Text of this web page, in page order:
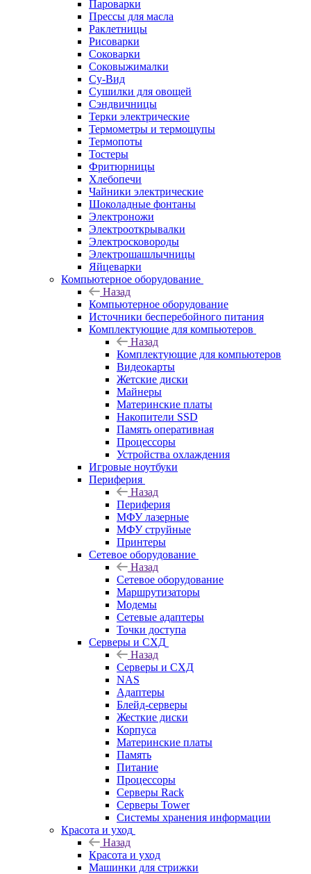
Пароварки
Прессы для масла
Раклетницы
Рисоварки
Соковарки
Соковыжималки
Су-Вид
Сушилки для овощей
Сэндвичницы
Терки электрические
Термометры и термощупы
Термопоты
Тостеры
Фритюрницы
Хлебопечи
Чайники электрические
Шоколадные фонтаны
Электроножи
Электрооткрывалки
Электросковороды
Электрошашлычницы
Яйцеварки
Компьютерное оборудование
Назад
Компьютерное оборудование
Источники бесперебойного питания
Комплектующие для компьютеров
Назад
Комплектующие для компьютеров
Видеокарты
Жетские диски
Майнеры
Материнские платы
Накопители SSD
Память оперативная
Процессоры
Устройства охлаждения
Игровые ноутбуки
Периферия
Назад
Периферия
МФУ лазерные
МФУ струйные
Принтеры
Сетевое оборудование
Назад
Сетевое оборудование
Маршрутизаторы
Модемы
Сетевые адаптеры
Точки доступа
Серверы и СХД
Назад
Серверы и СХД
NAS
Адаптеры
Блейд-серверы
Жесткие диски
Корпуса
Материнские платы
Память
Питание
Процессоры
Серверы Rack
Серверы Tower
Системы хранения информации
Красота и уход
Назад
Красота и уход
Машинки для стрижки